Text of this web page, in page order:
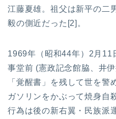
江藤夏雄。祖父は新平の二
毅の側近だった[2]。
1969年（昭和44年）2月11
事堂前 (憲政記念館脇、井
「覚醒書」を残して世を警
ガソリンをかぶって焼身自
行為は後の新右翼・民族派